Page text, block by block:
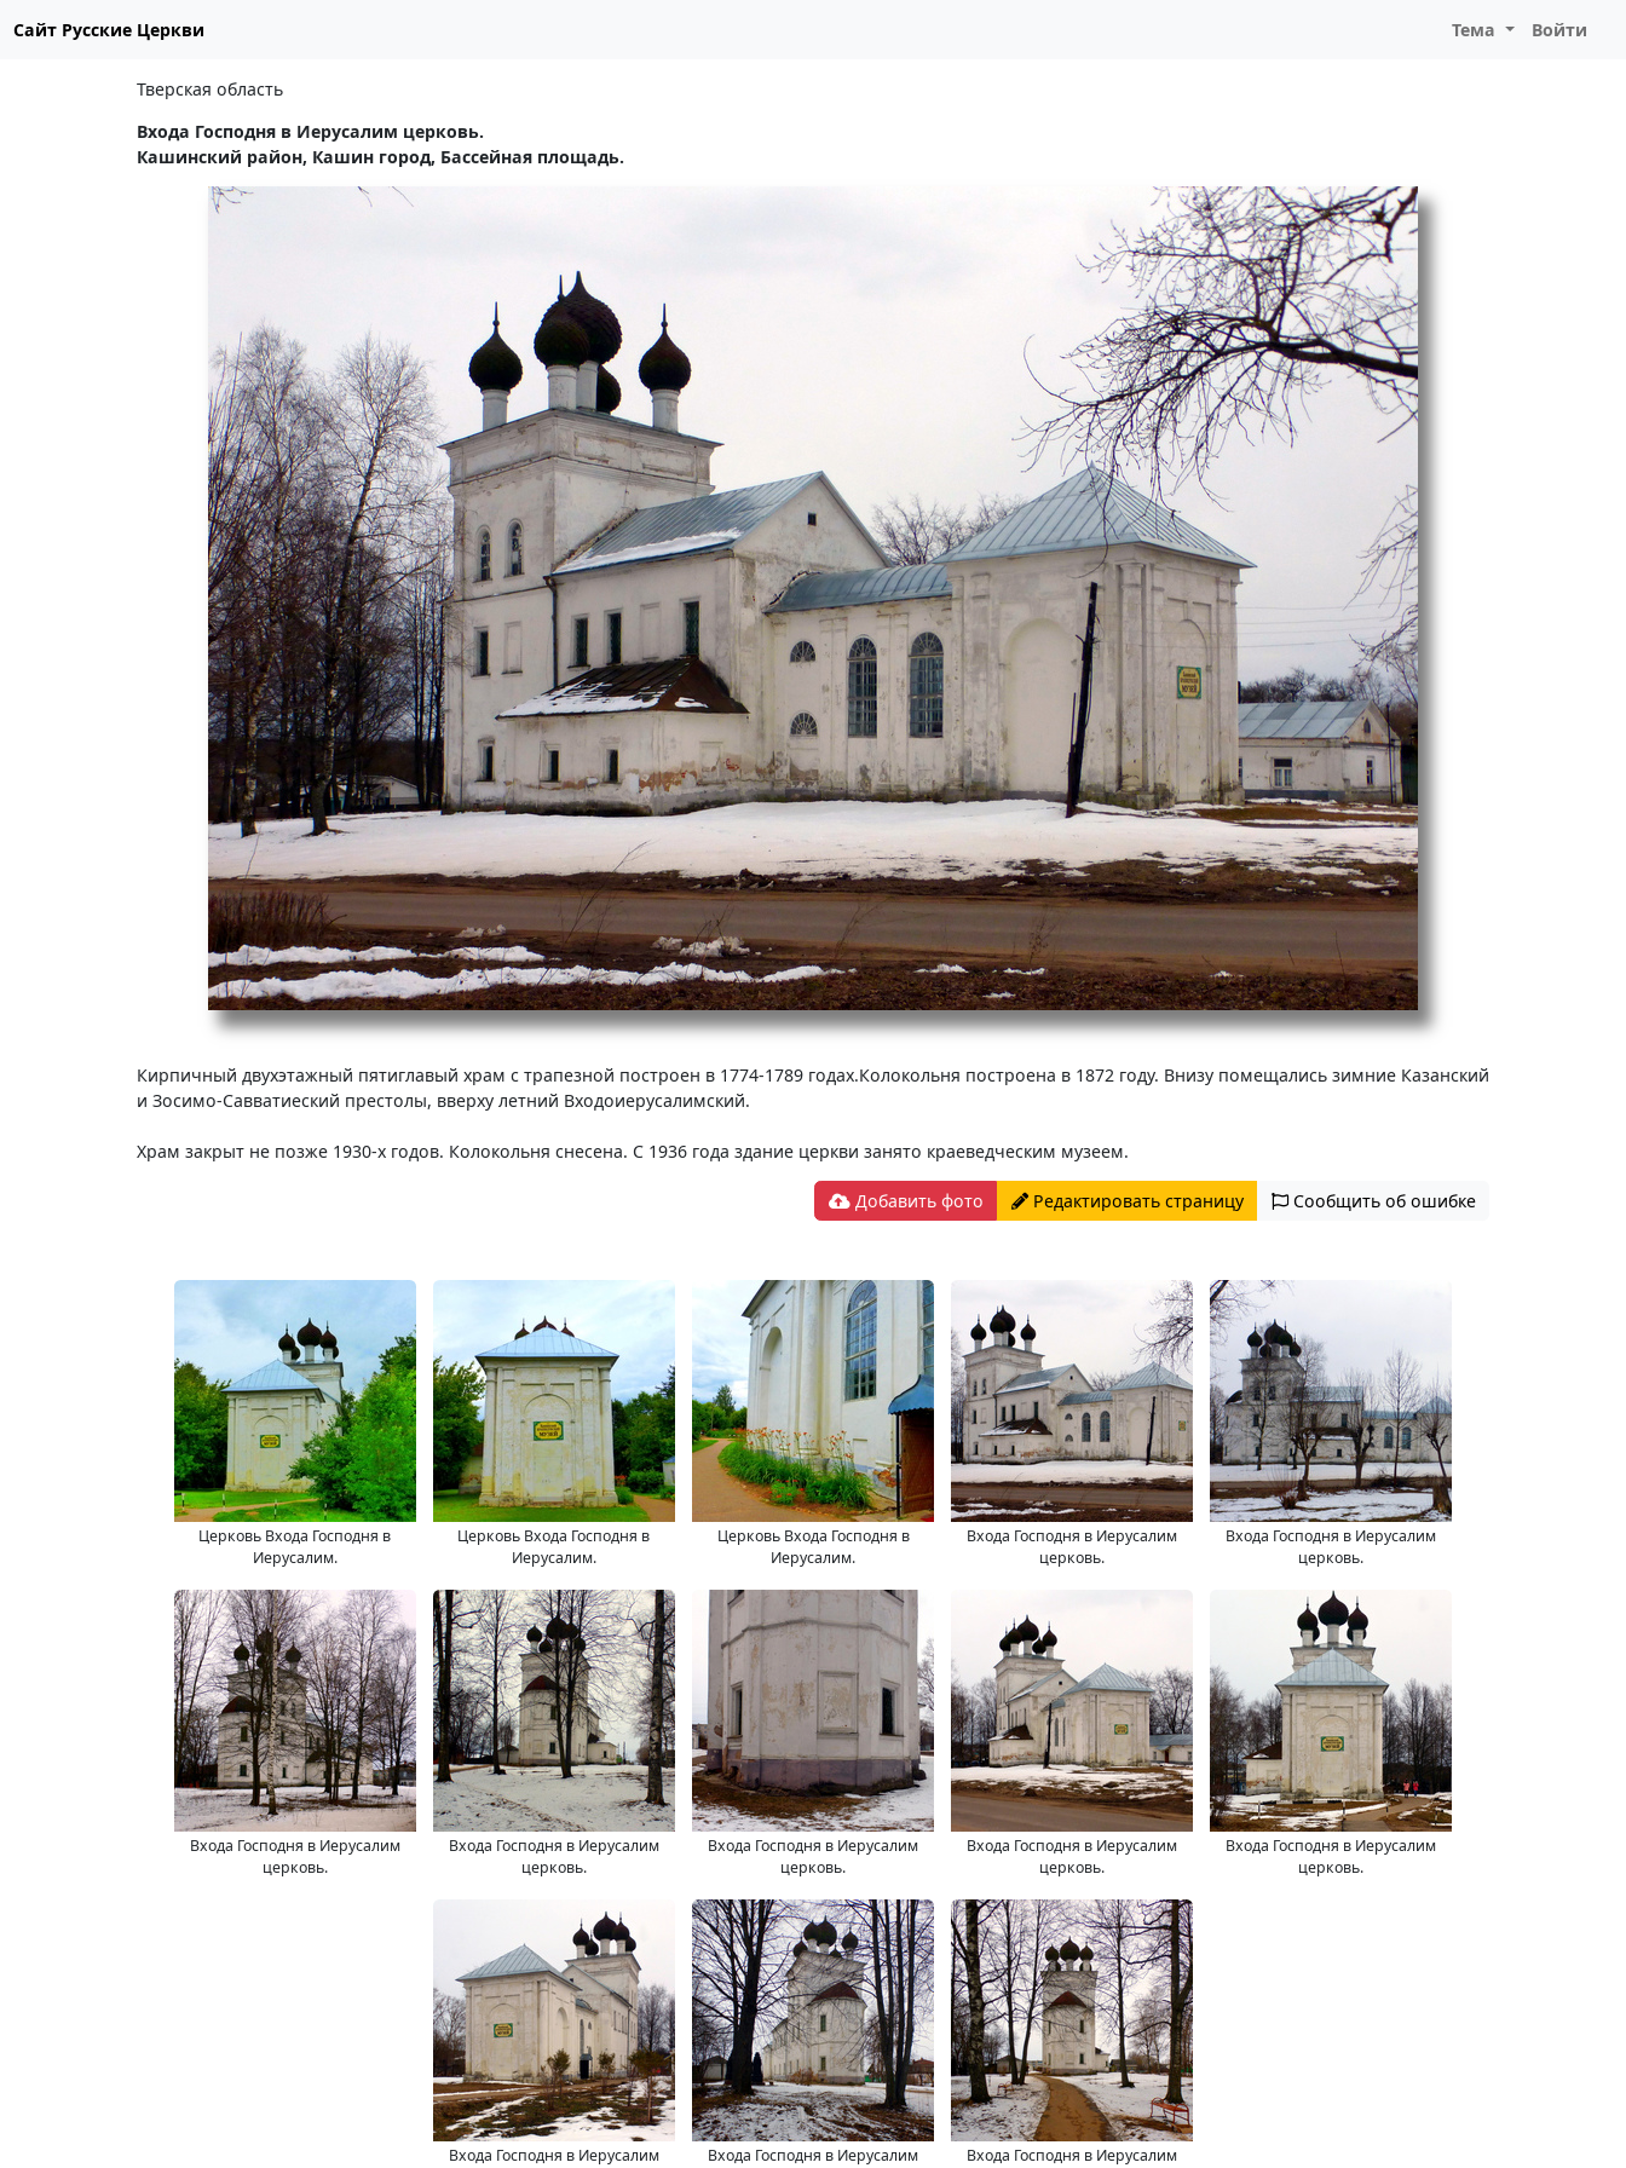
Сайт Русские Церкви Тема Войти
Тверская область
Входа Господня в Иерусалим церковь.
Кашинский район, Кашин город, Бассейная площадь.
Кирпичный двухэтажный пятиглавый храм с трапезной построен в 1774-1789 годах.Колокольня построена в 1872 году. Внизу помещались зимние Казанский
и Зосимо-Савватиеский престолы, вверху летний Входоиерусалимский.
Храм закрыт не позже 1930-х годов. Колокольня снесена. С 1936 года здание церкви занято краеведческим музеем.
Добавить фото Редактировать страницу Сообщить об ошибке
Церковь Входа Господня в
Иерусалим.
Церковь Входа Господня в
Иерусалим.
Церковь Входа Господня в
Иерусалим.
Входа Господня в Иерусалим
церковь.
Входа Господня в Иерусалим
церковь.
Входа Господня в Иерусалим
церковь.
Входа Господня в Иерусалим
церковь.
Входа Господня в Иерусалим
церковь.
Входа Господня в Иерусалим
церковь.
Входа Господня в Иерусалим
церковь.
Входа Господня в Иерусалим
Входа Господня в Иерусалим
Входа Господня в Иерусалим